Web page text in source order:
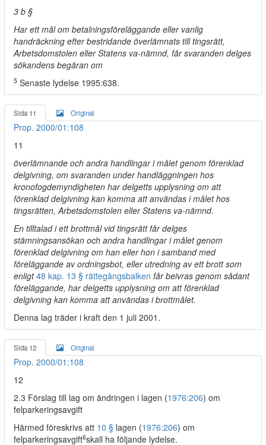
3 b §
Har ett mål om betalningsföreläggande eller vanlig
handräckning efter bestridande överlämnats till tingsrätt,
Arbetsdomstolen eller Statens va-nämnd, får svaranden delges
sökandens begäran om
5 Senaste lydelse 1995:638.
Sida 11 Original
Prop. 2000/01:108
11
överlämnande och andra handlingar i målet genom förenklad
delgivning, om svaranden under handläggningen hos
kronofogdemyndigheten har delgetts upplysning om att
förenklad delgivning kan komma att användas i målet hos
tingsrätten, Arbetsdomstolen eller Statens va-nämnd.
En tilltalad i ett brottmål vid tingsrätt får delges
stämningsansökan och andra handlingar i målet genom
förenklad delgivning om han eller hon i samband med
föreläggande av ordningsbot, eller utredning av ett brott som
enligt48 kap. 13 § rättegångsbalken får beivras genom sådant
föreläggande, har delgetts upplysning om att förenklad
delgivning kan komma att användas i brottmålet.
Denna lag träder i kraft den 1 juli 2001.
Sida 12 Original
Prop. 2000/01:108
12
2.3 Förslag till lag om ändringen i lagen (1976:206) om
felparkeringsavgift
Härmed föreskrivs att 10 § lagen (1976:206) om
felparkeringsavgift6skall ha följande lydelse.